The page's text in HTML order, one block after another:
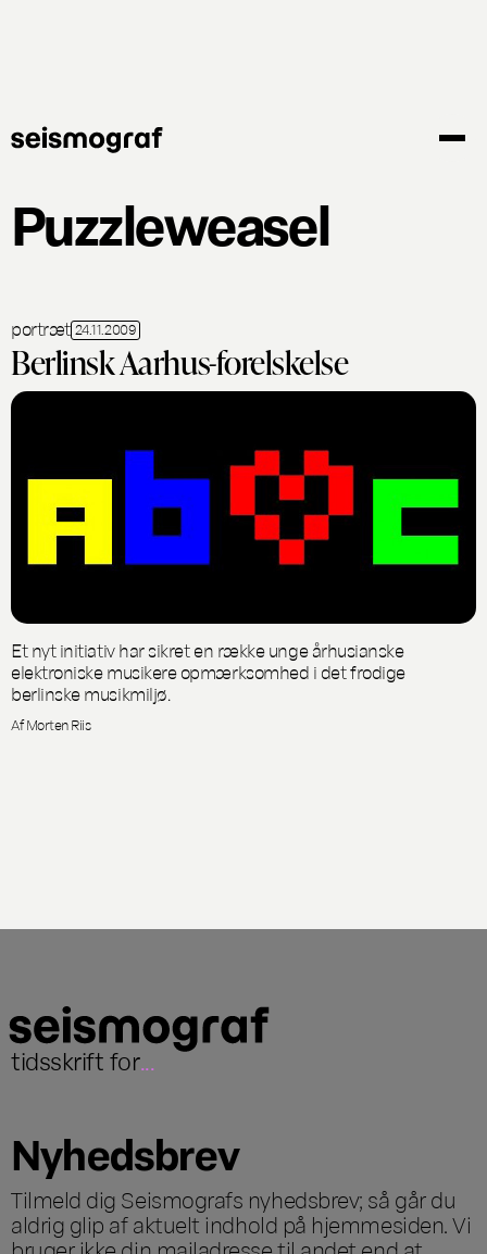
Puzzleweasel
portræt 24.11.2009
Berlinsk Aarhus-forelskelse
Et nyt initiativ har sikret en række unge århusianske
elektroniske musikere opmærksomhed i det frodige
berlinske musikmiljø.
Af Morten Riis
tidsskrift for...
Nyhedsbrev
Tilmeld dig Seismografs nyhedsbrev; så går du
aldrig glip af aktuelt indhold på hjemmesiden. Vi